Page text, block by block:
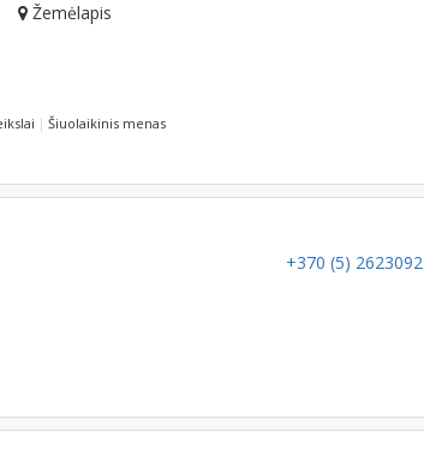
Žemėlapis
Šiuolaikinis menas
+370 (5) 2623092